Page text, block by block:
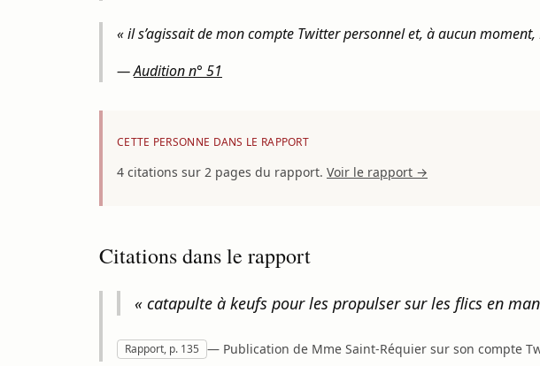
« il s’agissait de mon compte Twitter personnel et, à aucun
—Audition n° 51
CETTE PERSONNE DANS LE RAPPORT
4 citations sur 2 pages du rapport. Voir le rapport →
Citations dans le rapport
« catapulte à keufs pour les propulser sur les flics en
Rapport, p. 135 — Publication de Mme Saint-Réquier sur son compte